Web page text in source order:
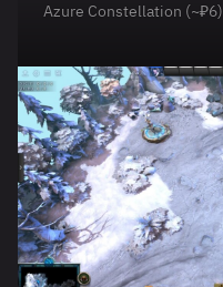
Azure Constellation (~₽6)